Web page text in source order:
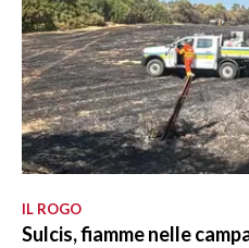
IL ROGO
Sulcis, fiamme nelle